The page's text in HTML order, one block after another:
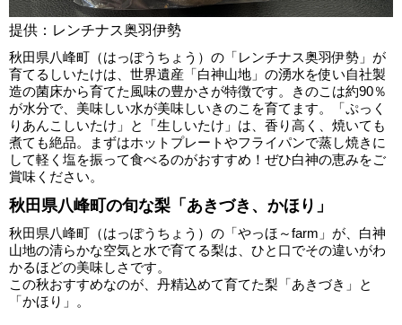
提供：レンチナス奥羽伊勢
秋田県八峰町（はっぽうちょう）の「レンチナス奥羽伊勢」が
育てるしいたけは、世界遺産「白神山地」の湧水を使い自社製
造の菌床から育てた風味の豊かさが特徴です。きのこは約90％
が水分で、美味しい水が美味しいきのこを育てます。「ぷっく
りあんこしいたけ」と「生しいたけ」は、香り高く、焼いても
煮ても絶品。まずはホットプレートやフライパンで蒸し焼きに
して軽く塩を振って食べるのがおすすめ！ぜひ白神の恵みをご
賞味ください。
秋田県八峰町の旬な梨「あきづき、かほり」
秋田県八峰町（はっぽうちょう）の「やっほ～farm」が、白神
山地の清らかな空気と水で育てる梨は、ひと口でその違いがわ
かるほどの美味しさです。
この秋おすすめなのが、丹精込めて育てた梨「あきづき」と
「かほり」。